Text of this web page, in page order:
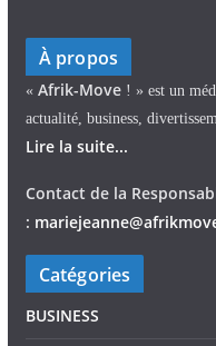
À propos
« Afrik-Move ! » est un
actualité, business,
Lire la suite...
Contact de la
: mariejeanne
Catégories
BUSINESS